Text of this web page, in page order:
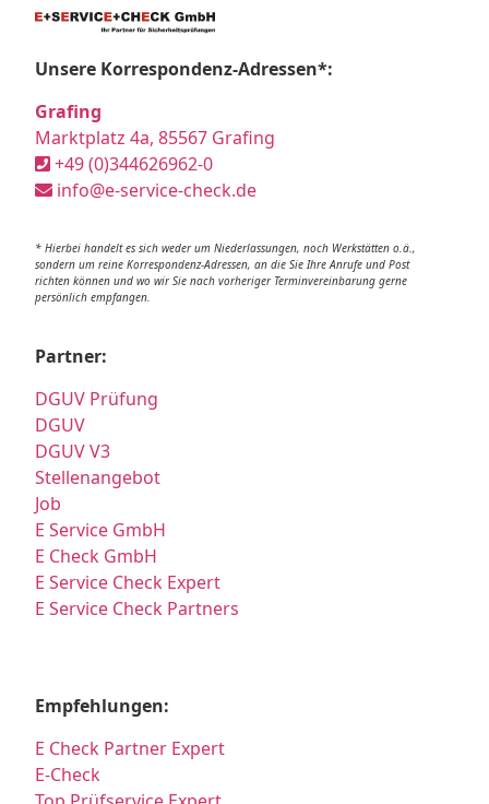
Unsere Korrespondenz-Adressen*:
Grafing
Marktplatz 4a, 85567 Grafing
+49 (0)344626962-0
info@e-service-check.de
* Hierbei handelt es sich weder um Niederlassungen, noch Werkstätten o.ä.,
sondern um reine Korrespondenz-Adressen, an die Sie Ihre Anrufe und Post
richten können und wo wir Sie nach vorheriger Terminvereinbarung gerne
persönlich empfangen.
Partner:
DGUV Prüfung
DGUV
DGUV V3
Stellenangebot
Job
E Service GmbH
E Check GmbH
E Service Check Expert
E Service Check Partners
Empfehlungen:
E Check Partner Expert
E-Check